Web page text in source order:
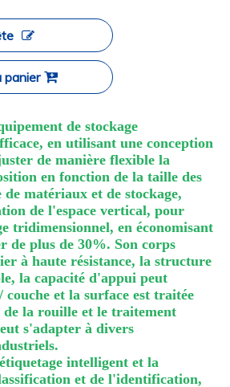
panier
de stockage
en utilisant une conception
de manière flexible la
en fonction de la taille des
de matériaux et de stockage,
de l'espace vertical, pour
tridimensionnel, en économisant
de plus de 30%. Son corps
à haute résistance, la structure
la capacité d'appui peut
couche et la surface est traitée
de la rouille et le traitement
s'adapter à divers
intelligent et la
et de l'identification,